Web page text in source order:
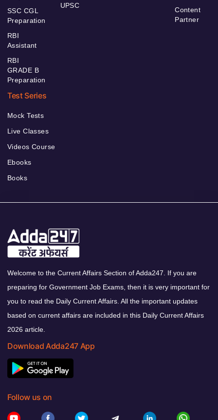
SSC CGL
Preparation
RBI
Assistant
RBI
GRADE B
Preparation
UPSC
Content
Partner
Test Series
Mock Tests
Live Classes
Videos Course
Ebooks
Books
Welcome to the Current Affairs Section of Adda247. If you are
preparing for Government Job Exams, then it is very important for
you to read the Daily Current Affairs. All the important updates
based on current affairs are included in this Daily Current Affairs
2026 article.
Download Adda247 App
Follow us on